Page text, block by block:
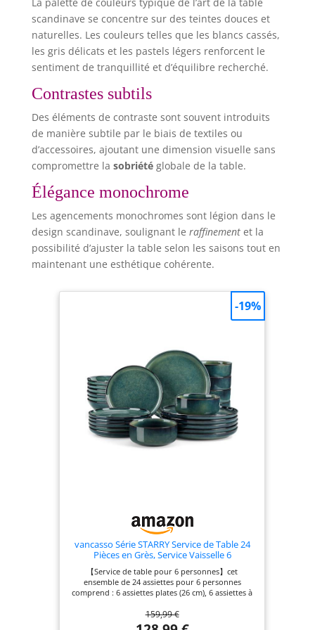
scandinave se concentre sur des teintes douces et
naturelles. Les couleurs telles que les blancs cassés,
les gris délicats et les pastels légers renforcent le
sentiment de tranquillité et d’équilibre recherché.
Contrastes subtils
Des éléments de contraste sont souvent introduits
de manière subtile par le biais de textiles ou
d’accessoires, ajoutant une dimension visuelle sans
compromettre la sobriétéglobale de la table.
Élégance monochrome
Les agencements monochromes sont légion dans le
design scandinave, soulignant le raffinementet la
possibilité d’ajuster la table selon les saisons tout en
maintenant une esthétique cohérente.
vancasso Série STARRY Service de Table 24
Pièces en Grès, Service Vaisselle 6
Personnes, avec 6 Assiettes Plates, 6
Assiettes à Dessert, 6 Bols à pâtes, 6 Bols à
Céréales, Vert à Émail Réactif
【Service de table pour 6 personnes】cet
ensemble de 24 assiettes pour 6 personnes
comprend : 6 assiettes plates (26 cm), 6 assiettes à
pâtes (1200 ml). L'assortiment polyvalent de bols
et d'assiettes est idéal pour différents types de
159,99 €
-19%